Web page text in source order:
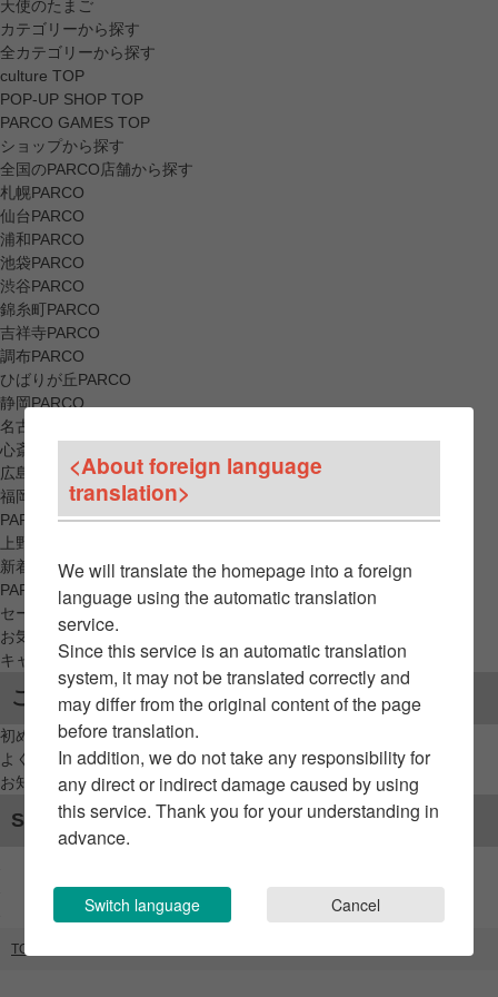
天使のたまご
カテゴリーから探す
全カテゴリーから探す
culture TOP
POP-UP SHOP TOP
PARCO GAMES TOP
ショップから探す
全国のPARCO店舗から探す
札幌PARCO
仙台PARCO
浦和PARCO
池袋PARCO
渋谷PARCO
錦糸町PARCO
吉祥寺PARCO
調布PARCO
ひばりが丘PARCO
静岡PARCO
名古屋PARCO
心斎橋PARCO
広島PARCO
福岡PARCO
PARCO_ya
上野
新着アイテムから探す
PARCO限定アイテムから探す
セールアイテムから探す
お気に入りから探す
キャンペーン/クーポン対象から探す
ご利用案内
初めてのお客様へ
よくあるご質問 / お問い合わせ
お知らせ
SNSアカウント
TOP
<About foreign language
translation>
We will translate the homepage into a foreign
language using the automatic translation
service.
Since this service is an automatic translation
system, it may not be translated correctly and
may differ from the original content of the page
before translation.
In addition, we do not take any responsibility for
any direct or indirect damage caused by using
this service. Thank you for your understanding in
advance.
Switch language Cancel